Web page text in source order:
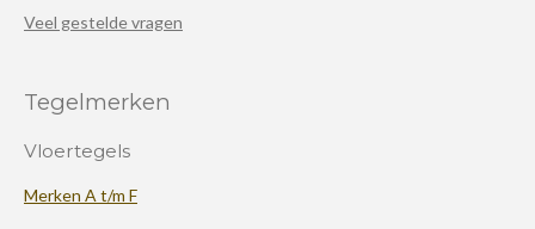
Veel gestelde vragen
Tegelmerken
Vloertegels
Merken A t/m F